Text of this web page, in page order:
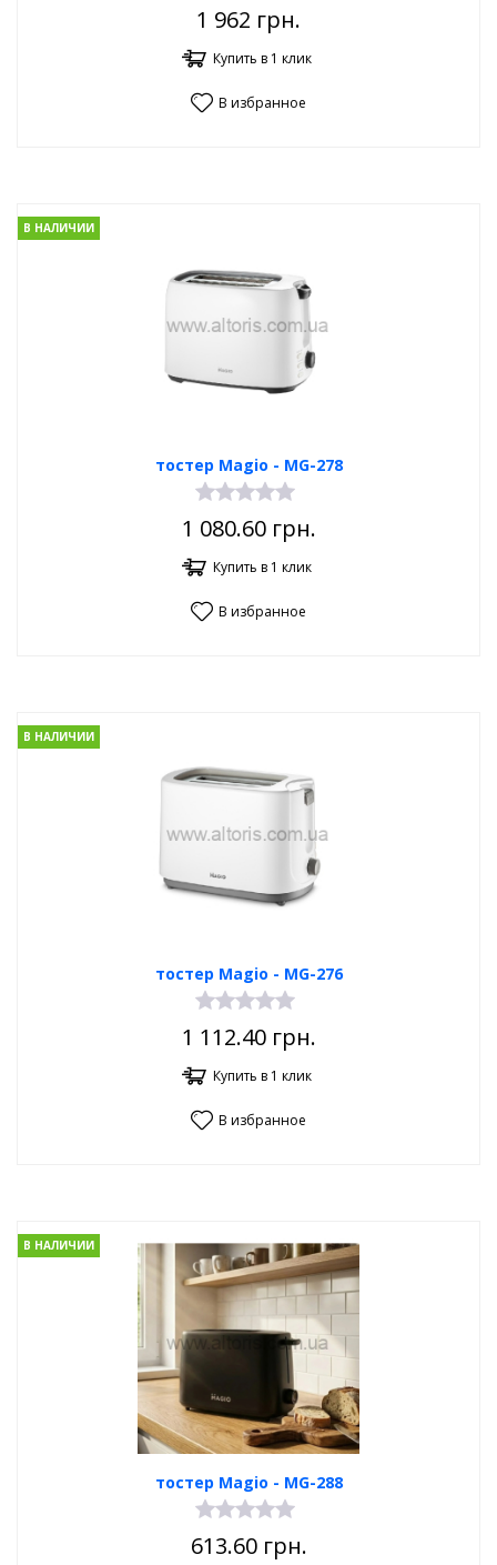
1 962 грн.
Купить в 1 клик
В избранное
тостер Magio - MG-278
В НАЛИЧИИ
1 080.60грн.
Купить в 1 клик
В избранное
тостер Magio - МG-276
В НАЛИЧИИ
1 112.40грн.
Купить в 1 клик
В избранное
тостер Magio - МG-288
В НАЛИЧИИ
613.60грн.